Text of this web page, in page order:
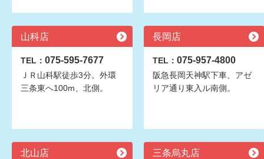
山科店
TEL： 075-595-7677
ＪＲ山科駅徒歩3分。外環
三条東へ100m、北側。
長岡店
TEL： 075-957-4800
阪急長岡天神駅下車、アゼ
リア通り東入ル南側。
北山店 三条烏丸店